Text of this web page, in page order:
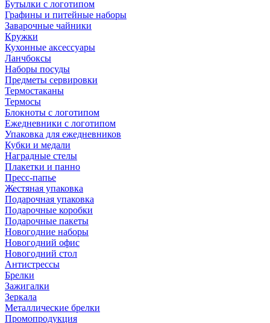
Бутылки с логотипом
Графины и питейные наборы
Заварочные чайники
Кружки
Кухонные аксессуары
Ланчбоксы
Наборы посуды
Предметы сервировки
Термостаканы
Термосы
Блокноты с логотипом
Ежедневники с логотипом
Упаковка для ежедневников
Кубки и медали
Наградные стелы
Плакетки и панно
Пресс-папье
Жестяная упаковка
Подарочная упаковка
Подарочные коробки
Подарочные пакеты
Новогодние наборы
Новогодний офис
Новогодний стол
Антистрессы
Брелки
Зажигалки
Зеркала
Металлические брелки
Промопродукция